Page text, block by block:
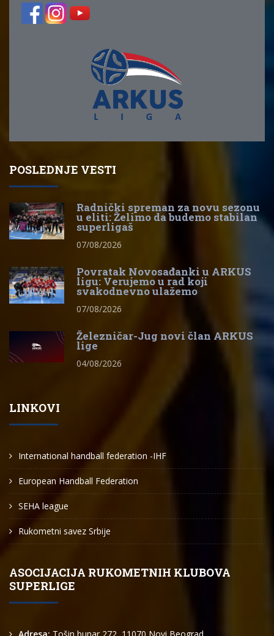
POSLEDNJE VESTI
Radnički spreman za novu sezonu
u eliti: Želimo da budemo stabilan
superligaš
07/08/2026
Povratak Novosađanki u ARKUS
ligu: Verujemo u rad koji
svakodnevno ulažemo
07/08/2026
Železničar-Jug novi član ARKUS
lige
04/08/2026
LINKOVI
International handball federation -IHF
European Handball Federation
SEHA league
Rukometni savez Srbije
ASOCIJACIJA RUKOMETNIH KLUBOVA
SUPERLIGE